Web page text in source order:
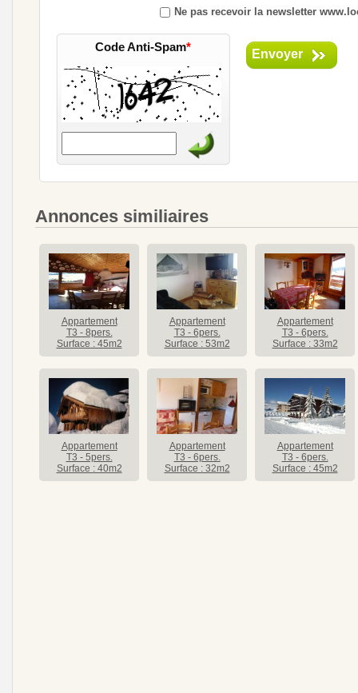
Ne pas recevoir la newsletter
Code Anti-Spam* Envoyer
Annonces similiaires
Appartement
T3 - 8pers.
Surface : 45m2
Appartement
T3 - 6pers.
Surface : 53m2
Appartement
T3 - 6pers.
Surface : 33m2
Appartement
T3 - 5pers.
Surface : 40m2
Appartement
T3 - 6pers.
Surface : 32m2
Appartement
T3 - 6pers.
Surface : 45m2